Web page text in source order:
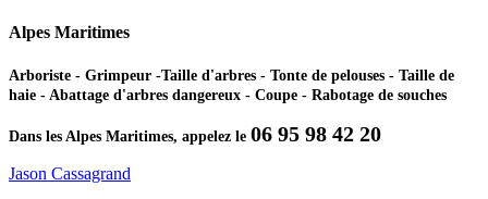
Alpes Maritimes
Arboriste - Grimpeur -Taille d'arbres - Tonte de pelouses - Taille de
haie - Abattage d'arbres dangereux - Coupe - Rabotage de souches
Dans les Alpes Maritimes, appelez le 06 95 98 42 20
Jason Cassagrand